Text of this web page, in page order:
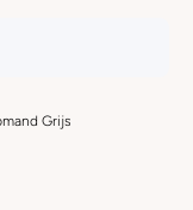
Grijs